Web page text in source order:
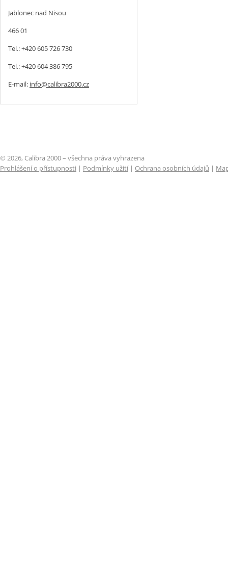
Jablonec nad Nisou
466 01
Tel.: +420 605 726 730
Tel.: +420 604 386 795
E-mail: info@calibra2000.cz
© 2026, Calibra 2000 – všechna práva vyhrazena
Prohlášení o přístupnosti | Podmínky užití| Ochrana osobních údajů |